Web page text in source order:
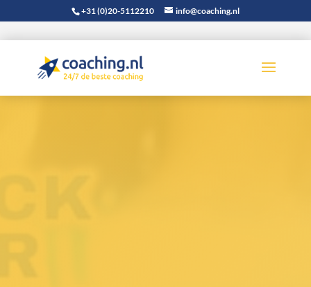
+31 (0)20-5112210 info@coaching.nl